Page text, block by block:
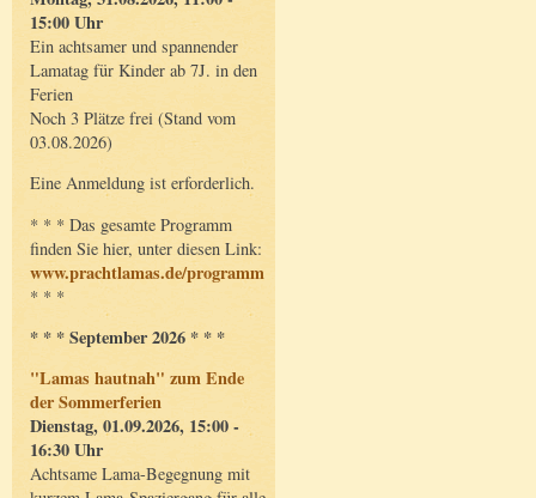
15:00 Uhr
Ein achtsamer und spannender
Lamatag für Kinder ab 7J. in den
Ferien
Noch 3 Plätze frei (Stand vom
03.08.2026)
Eine Anmeldung ist erforderlich.
* * * Das gesamte Programm
finden Sie hier, unter diesen Link:
www.prachtlamas.de/programm
* * *
* * * September 2026 * * *
"Lamas hautnah" zum Ende
der Sommerferien
Dienstag, 01.09.2026, 15:00 -
16:30 Uhr
Achtsame Lama-Begegnung mit